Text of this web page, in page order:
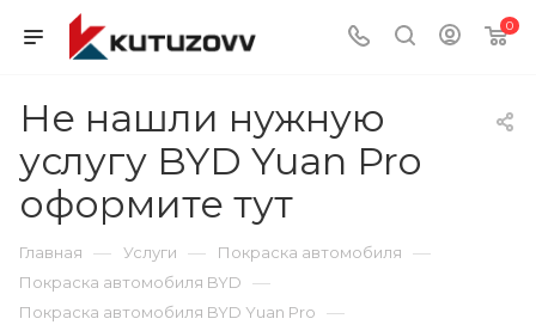
0
Не нашли нужную
услугу BYD Yuan Pro
оформите тут
Главная — Услуги — Покраска автомобиля —
Покраска автомобиля BYD —
Покраска автомобиля BYD Yuan Pro —